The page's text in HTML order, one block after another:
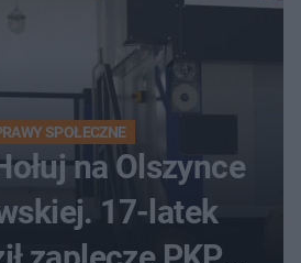
SPOŁECZNE
na Olszynce
17-latek